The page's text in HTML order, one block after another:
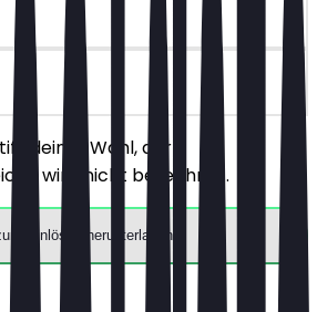
deiner Wahl, der
wird nicht berechnet.
Einlösen herunterladen